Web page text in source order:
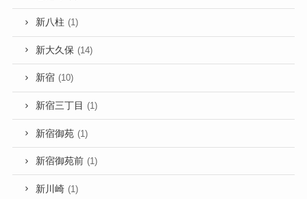
新八柱 (1)
新大久保 (14)
新宿 (10)
新宿三丁目 (1)
新宿御苑 (1)
新宿御苑前 (1)
新川崎 (1)